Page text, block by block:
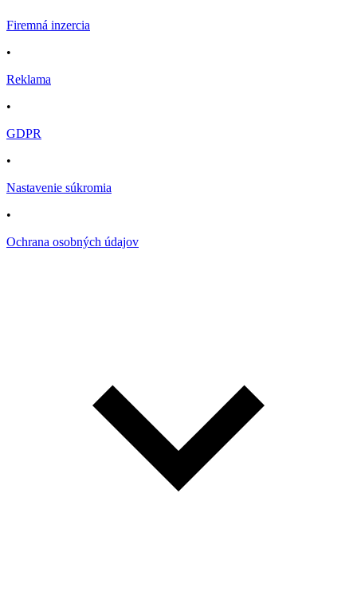
Firemná inzercia
•
Reklama
•
GDPR
•
Nastavenie súkromia
•
Ochrana osobných údajov